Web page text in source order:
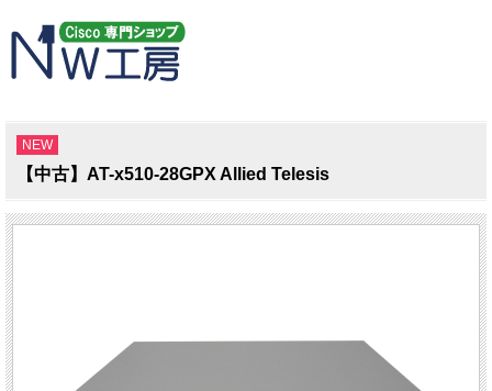
NEW
【中古】AT-x510-28GPX Allied Telesis